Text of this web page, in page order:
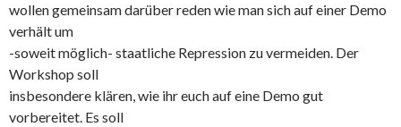
wollen gemeinsam darüber reden wie man sich auf einer Demo
verhält um
-soweit möglich- staatliche Repression zu vermeiden. Der
Workshop soll
insbesondere klären, wie ihr euch auf eine Demo gut
vorbereitet. Es soll